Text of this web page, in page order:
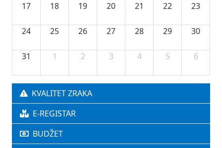
17 18 19 20 21 22 23
24 25 26 27 28 29 30
31 1 2 3 4 5 6
KVALITET ZRAKA
E-REGISTAR
BUDŽET